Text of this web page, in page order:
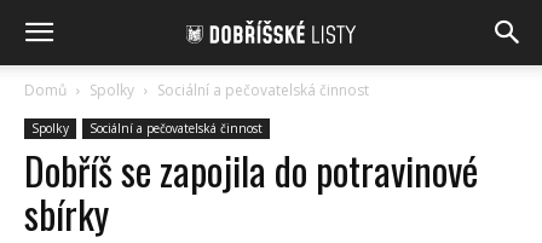
Domů Spolky Sociální a pečovatelská činnost
Spolky Sociální a pečovatelská činnost
Dobříš se zapojila do potravinové
sbírky